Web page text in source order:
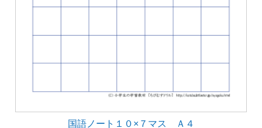
国語ノート１０×７マス Ａ４